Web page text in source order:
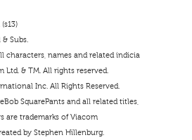
Subs.
characters, names and related indicia
Ltd. & TM. All rights reserved.
Inc. All Rights Reserved.
SquarePants and all related titles,
are trademarks of Viacom
by Stephen Hillenburg.